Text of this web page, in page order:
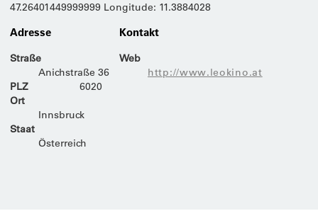
47.26401449999999 Longitude: 11.3884028
Adresse
Straße
Anichstraße 36
PLZ
6020
Ort
Innsbruck
Staat
Österreich
Kontakt
Web
http://www.leokino.at